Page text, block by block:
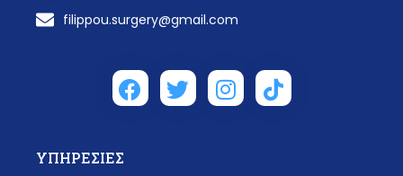
filippou.surgery@gmail.com
ΥΠΗΡΕΣΙΕΣ